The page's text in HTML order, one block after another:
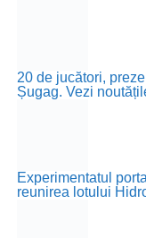
20 de jucători,
Șugag. Vezi
Experimentatul
reunirea lotului